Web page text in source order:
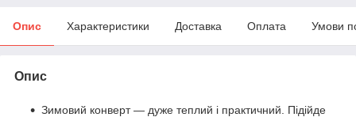
Опис Характеристики Доставка Оплата Умови
Опис
Зимовий конверт — дуже теплий і практичний. Підійде